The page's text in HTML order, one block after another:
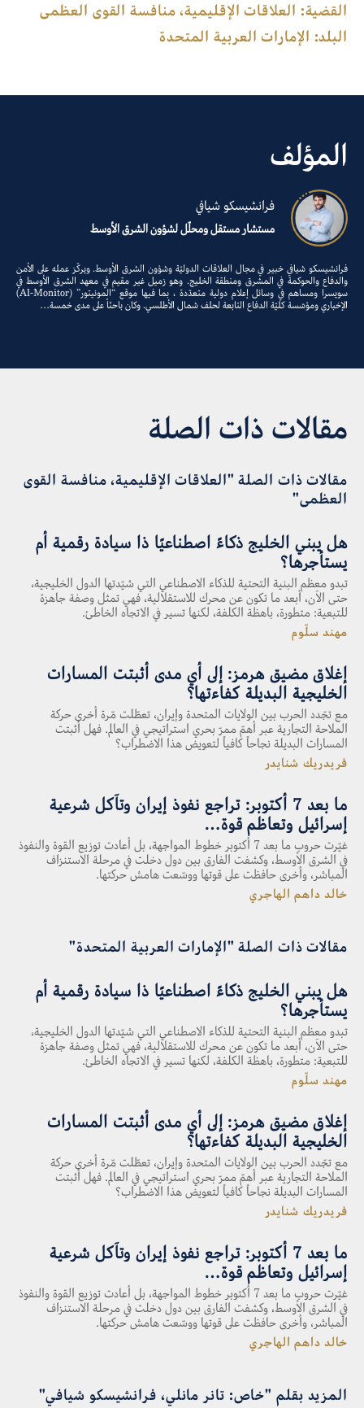
القضية: العلاقات الإقليمية، منافسة القوى العظمى
البلد: الإمارات العربية المتحدة
المؤلف
فرانشيسكو شيافي
مستشار مستقل ومحلّل لشؤون الشرق الأوسط
فرانشيسكو شيافي خبير في مجال العلاقات الدوليّة وشؤون الشرق الأوسط. ويركّز عمله على الأمن
والدفاع والحوكمة في المشرق ومنطقة الخليج. وهو زميل غير مقيم في معهد الشرق الأوسط في
سويسرا ومساهم في وسائل إعلام دولية متعدّدة ، بما فيها موقع “المونيتور” (Al-Monitor)
الإخباري ومؤسّسة كليّة الدفاع التابعة لحلف شمال الأطلسي. وكان باحثاً على مدى خمسة…
مقالات ذات الصلة
مقالات ذات الصلة "العلاقات الإقليمية، منافسة القوى
العظمى"
هل يبني الخليج ذكاءً اصطناعيًا ذا سيادة رقمية أم
يستأجرها؟
تبدو معظم البنية التحتية للذكاء الاصطناعي التي شيّدتها الدول الخليجية،
حتى الآن، أبعد ما تكون عن محرك للاستقلالية، فهي تمثل وصفة جاهزة
للتبعية: متطورة، باهظة الكلفة، لكنها تسير في الاتجاه الخاطئ.
مهند سلّوم
إغلاق مضيق هرمز: إلى أي مدى أثبتت المسارات
الخليجية البديلة كفاءتها؟
مع تجّدد الحرب بين الولايات المتحدة وإيران، تعطّلت مّرة أخرى حركة
الملاحة التجارية عبر أهمّ ممرّ بحري استراتيجي في العالم. فهل أثبتت
المسارات البديلة نجاحاً كافياً لتعويض هذا الاضطراب؟
فريدريك شنايدر
ما بعد 7 أكتوبر: تراجع نفوذ إيران وتآكل شرعية
إسرائيل وتعاظم قوة…
غيّرت حروب ما بعد 7 أكتوبر خطوط المواجهة، بل أعادت توزيع القوة والنفوذ
في الشرق الأوسط، وكشفت الفارق بين دول دخلت في مرحلة الاستنزاف
المباشر، وأخرى حافظت على قوتها ووسّعت هامش حركتها.
خالد داهم الهاجري
مقالات ذات الصلة "الإمارات العربية المتحدة"
هل يبني الخليج ذكاءً اصطناعيًا ذا سيادة رقمية أم
يستأجرها؟
تبدو معظم البنية التحتية للذكاء الاصطناعي التي شيّدتها الدول الخليجية،
حتى الآن، أبعد ما تكون عن محرك للاستقلالية، فهي تمثل وصفة جاهزة
للتبعية: متطورة، باهظة الكلفة، لكنها تسير في الاتجاه الخاطئ.
مهند سلّوم
إغلاق مضيق هرمز: إلى أي مدى أثبتت المسارات
الخليجية البديلة كفاءتها؟
مع تجّدد الحرب بين الولايات المتحدة وإيران، تعطّلت مّرة أخرى حركة
الملاحة التجارية عبر أهمّ ممرّ بحري استراتيجي في العالم. فهل أثبتت
المسارات البديلة نجاحاً كافياً لتعويض هذا الاضطراب؟
فريدريك شنايدر
ما بعد 7 أكتوبر: تراجع نفوذ إيران وتآكل شرعية
إسرائيل وتعاظم قوة…
غيّرت حروب ما بعد 7 أكتوبر خطوط المواجهة، بل أعادت توزيع القوة والنفوذ
في الشرق الأوسط، وكشفت الفارق بين دول دخلت في مرحلة الاستنزاف
المباشر، وأخرى حافظت على قوتها ووسّعت هامش حركتها.
خالد داهم الهاجري
المزيد بقلم "خاص: تانر مانلي، فرانشيسكو شيافي"